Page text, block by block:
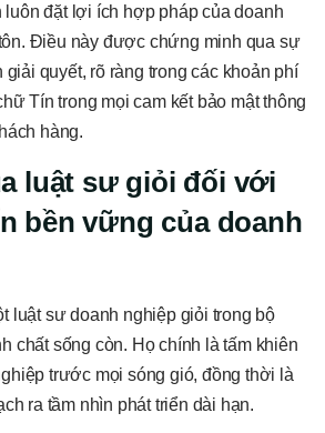
luôn đặt lợi ích hợp pháp của doanh
Điều này được chứng minh qua sự
giải quyết, rõ ràng trong các khoản phí
Tín trong mọi cam kết bảo mật thông
hàng.
luật sư giỏi đối với
bền vững của doanh
luật sư doanh nghiệp giỏi trong bộ
chất sống còn. Họ chính là tấm khiên
trước mọi sóng gió, đồng thời là
ra tầm nhìn phát triển dài hạn.